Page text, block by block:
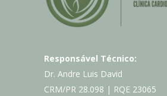
Responsável Técnico:
Dr. Andre Luis David
CRM/PR 28.098 | RQE 23065